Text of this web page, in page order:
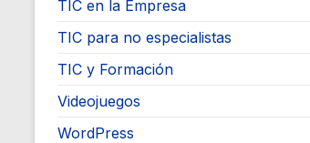
TIC en la Empresa
TIC para no especialistas
TIC y Formación
Videojuegos
WordPress